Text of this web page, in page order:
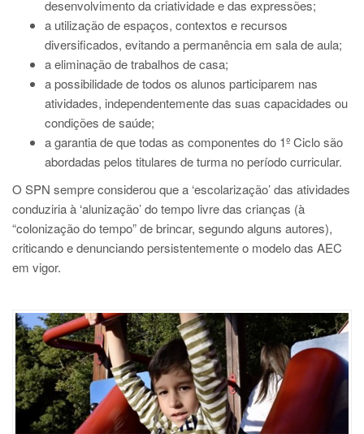
desenvolvimento da criatividade e das expressões;
a utilização de espaços, contextos e recursos
diversificados, evitando a permanência em sala de aula;
a eliminação de trabalhos de casa;
a possibilidade de todos os alunos participarem nas
atividades, independentemente das suas capacidades ou
condições de saúde;
a garantia de que todas as componentes do 1º Ciclo são
abordadas pelos titulares de turma no período curricular.
O SPN sempre considerou que a ‘escolarização’ das atividades
conduziria à ‘alunização’ do tempo livre das crianças (à
“colonização do tempo” de brincar, segundo alguns autores),
criticando e denunciando persistentemente o modelo das AEC
em vigor.